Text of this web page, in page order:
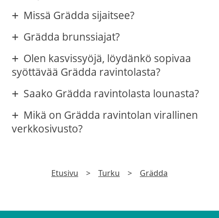
Missä Grädda sijaitsee?
Grädda brunssiajat?
Olen kasvissyöjä, löydänkö sopivaa
syöttävää Grädda ravintolasta?
Saako Grädda ravintolasta lounasta?
Mikä on Grädda ravintolan virallinen
verkkosivusto?
Etusivu > Turku > Grädda